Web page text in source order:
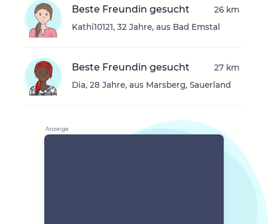
Beste Freundin gesucht
Kathi10121, 32 Jahre, aus Bad Emstal
26 km
Beste Freundin gesucht
Dia, 28 Jahre, aus Marsberg, Sauerland
27 km